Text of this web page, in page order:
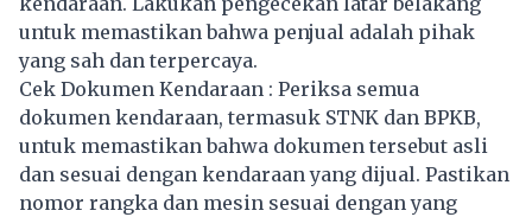
untuk memastikan bahwa penjual adalah pihak
yang sah dan terpercaya.
Cek Dokumen Kendaraan : Periksa semua
dokumen kendaraan, termasuk STNK dan BPKB,
untuk memastikan bahwa dokumen tersebut asli
dan sesuai dengan kendaraan yang dijual. Pastikan
nomor rangka dan mesin sesuai dengan yang